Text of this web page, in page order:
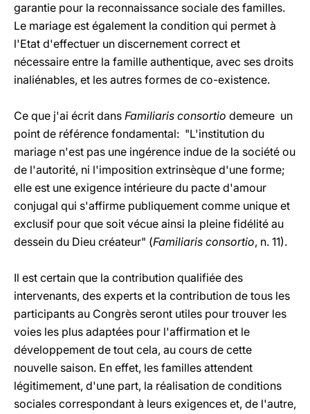
garantie pour la reconnaissance sociale des familles.
Le mariage est également la condition qui permet à
l'Etat d'effectuer un discernement correct et
nécessaire entre la famille authentique, avec ses droits
inaliénables, et les autres formes de co-existence.
Ce que j'ai écrit dans Familiaris consortio demeure un
point de référence fondamental: "L'institution du
mariage n'est pas une ingérence indue de la société ou
de l'autorité, ni l'imposition extrinsèque d'une forme;
elle est une exigence intérieure du pacte d'amour
conjugal qui s'affirme publiquement comme unique et
exclusif pour que soit vécue ainsi la pleine fidélité au
dessein du Dieu créateur" (Familiaris consortio, n. 11).
Il est certain que la contribution qualifiée des
intervenants, des experts et la contribution de tous les
participants au Congrès seront utiles pour trouver les
voies les plus adaptées pour l'affirmation et le
développement de tout cela, au cours de cette
nouvelle saison. En effet, les familles attendent
légitimement, d'une part, la réalisation de conditions
sociales correspondant à leurs exigences et, de l'autre,